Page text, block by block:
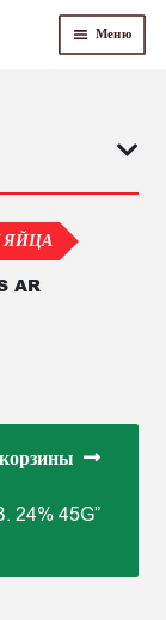
Меню
AR
24% 45G”